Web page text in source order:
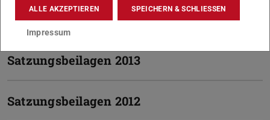
Satzungsbeilagen 2014
Satzungsbeilagen 2013
Satzungsbeilagen 2012
ALLE AKZEPTIEREN SPEICHERN & SCHLIESSEN
Impressum